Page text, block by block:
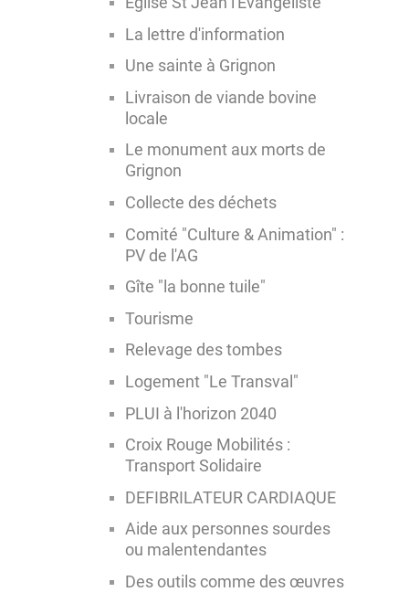
La lettre d'information
Une sainte à Grignon
Livraison de viande bovine
locale
Le monument aux morts de
Grignon
Collecte des déchets
Comité "Culture & Animation" :
PV de l'AG
Gîte "la bonne tuile"
Tourisme
Relevage des tombes
Logement "Le Transval"
PLUI à l'horizon 2040
Croix Rouge Mobilités :
Transport Solidaire
DEFIBRILATEUR CARDIAQUE
Aide aux personnes sourdes
ou malentendantes
Des outils comme des œuvres